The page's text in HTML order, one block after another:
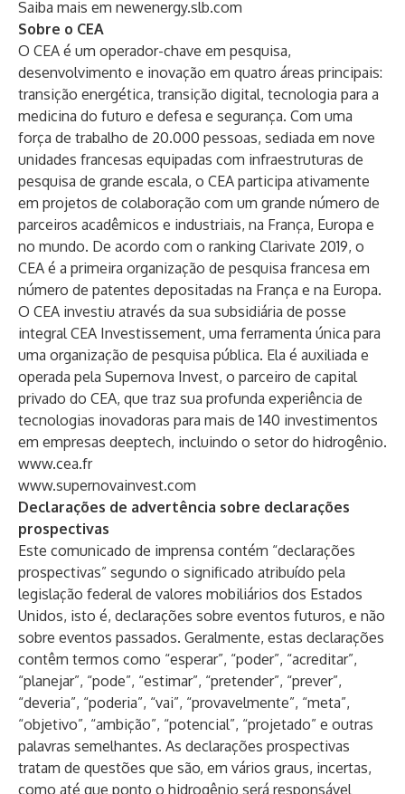
Saiba mais em newenergy.slb.com
Sobre o CEA
O CEA é um operador-chave em pesquisa,
desenvolvimento e inovação em quatro áreas principais:
transição energética, transição digital, tecnologia para a
medicina do futuro e defesa e segurança. Com uma
força de trabalho de 20.000 pessoas, sediada em nove
unidades francesas equipadas com infraestruturas de
pesquisa de grande escala, o CEA participa ativamente
em projetos de colaboração com um grande número de
parceiros acadêmicos e industriais, na França, Europa e
no mundo. De acordo com o ranking Clarivate 2019, o
CEA é a primeira organização de pesquisa francesa em
número de patentes depositadas na França e na Europa.
O CEA investiu através da sua subsidiária de posse
integral CEA Investissement, uma ferramenta única para
uma organização de pesquisa pública. Ela é auxiliada e
operada pela Supernova Invest, o parceiro de capital
privado do CEA, que traz sua profunda experiência de
tecnologias inovadoras para mais de 140 investimentos
em empresas deeptech, incluindo o setor do hidrogênio.
www.cea.fr
www.supernovainvest.com
Declarações de advertência sobre declarações
prospectivas
Este comunicado de imprensa contém “declarações
prospectivas” segundo o significado atribuído pela
legislação federal de valores mobiliários dos Estados
Unidos, isto é, declarações sobre eventos futuros, e não
sobre eventos passados. Geralmente, estas declarações
contêm termos como “esperar”, “poder”, “acreditar”,
“planejar”, “pode”, “estimar”, “pretender”, “prever”,
“deveria”, “poderia”, “vai”, “provavelmente”, “meta”,
“objetivo”, “ambição”, “potencial”, “projetado” e outras
palavras semelhantes. As declarações prospectivas
tratam de questões que são, em vários graus, incertas,
como até que ponto o hidrogênio será responsável